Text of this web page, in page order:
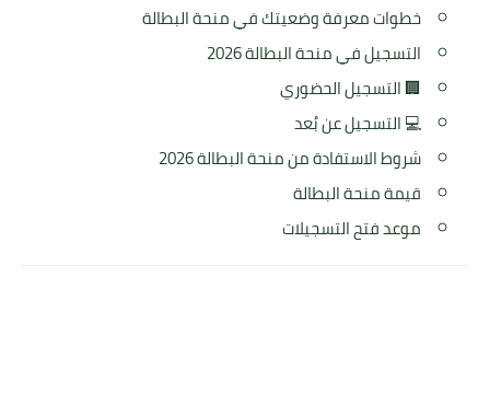
خطوات معرفة وضعيتك في منحة البطالة
التسجيل في منحة البطالة 2026
🏢 التسجيل الحضوري
💻 التسجيل عن بُعد
شروط الاستفادة من منحة البطالة 2026
قيمة منحة البطالة
موعد فتح التسجيلات